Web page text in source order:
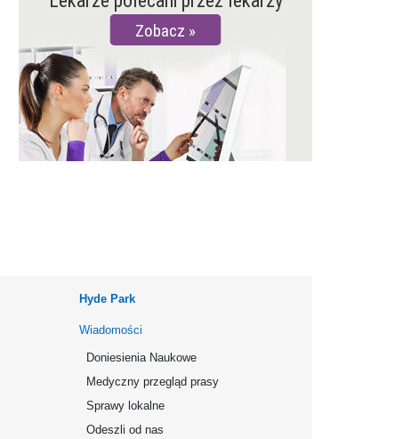
Zobacz
Hyde Park
Wiadomości
Doniesienia Naukowe
Medyczny przegląd prasy
Sprawy lokalne
Odeszli od nas